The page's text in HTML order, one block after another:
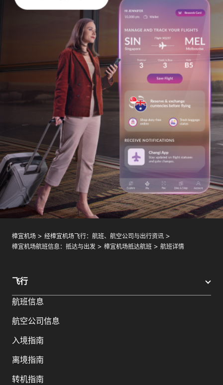
樟宜机场
经樟宜机场飞行：航班、航空公司与出行资讯
樟宜机场航班信息：抵达与出发
樟宜机场抵达航班 航班详情
飞行
航班信息
航空公司信息
入境指南
离境指南
转机指南